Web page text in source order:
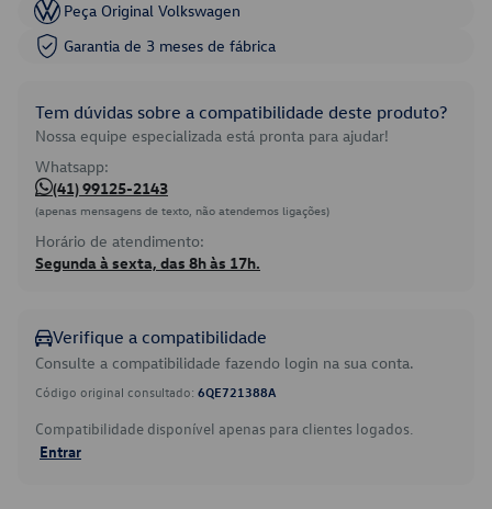
Peça Original Volkswagen
Garantia de 3 meses de fábrica
Tem dúvidas sobre a compatibilidade deste produto?
Nossa equipe especializada está pronta para ajudar!
Whatsapp:
(41) 99125-2143
(apenas mensagens de texto, não atendemos ligações)
Horário de atendimento:
Segunda à sexta, das 8h às 17h.
Verifique a compatibilidade
Consulte a compatibilidade fazendo login na sua conta.
Código original consultado: 6QE721388A
Compatibilidade disponível apenas para clientes logados.
Entrar